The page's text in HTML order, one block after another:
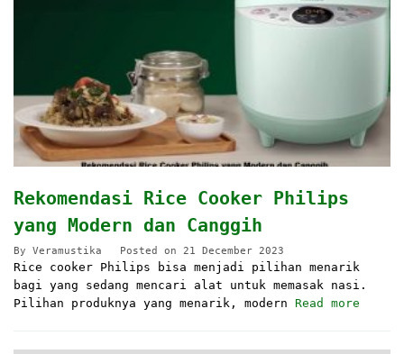
Rekomendasi Rice Cooker Philips
yang Modern dan Canggih
By Veramustika Posted on 21 December 2023
Rice cooker Philips bisa menjadi pilihan menarik
bagi yang sedang mencari alat untuk memasak nasi.
Pilihan produknya yang menarik, modern Read more